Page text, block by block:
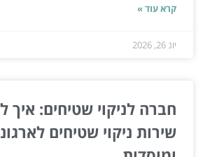
קרא עוד »
יונ 26, 2026
חברה לניקוי שטיחים: איך
שירות ניקוי שטיחים